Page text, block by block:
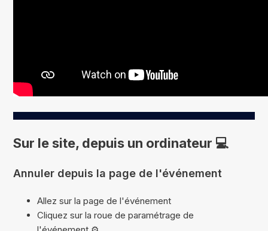
Sur le site, depuis un ordinateur 💻
Annuler depuis la page de l'événement
Allez sur la page de l'événement
Cliquez sur la roue de paramétrage de